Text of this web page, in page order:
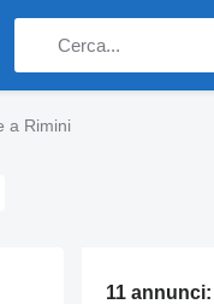
a Rimini
11 annunci: